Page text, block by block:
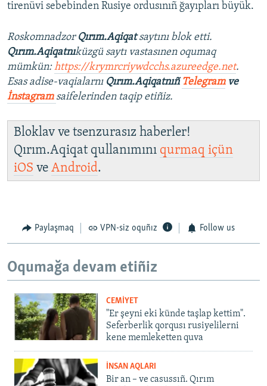
tirenüvi sebebinden Rusiye ordusınıñ ğayıpları büyük.
Roskomnadzor Qırım.Aqiqatsaytını blok etti.
Qırım.Aqiqatnıküzgü saytı vastasınen oqumaq
mümkün:https://krymrcriywdcchs.azureedge.net.
Esas adise-vaqialarnı Qırım.Aqiqatnıñ Telegramve
İnstagram saifelerinden taqip etiñiz.
Bloklav ve tsenzurasız haberler!
Qırım.Aqiqat qullanımını qurmaq içün
iOS ve Android.
Paylaşmaq VPN-siz oquñız Follow us
Oqumağa devam etiñiz
CEMİYET
"Er şeyni eki künde taşlap kettim".
Seferberlik qorqusı rusiyelilerni
kene memleketten quva
İNSAN AQLARI
Bir an – ve casussıñ. Qırım